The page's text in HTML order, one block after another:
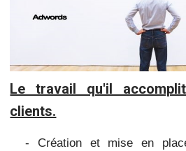
Le travail qu'il
clients.
- Création et mise en